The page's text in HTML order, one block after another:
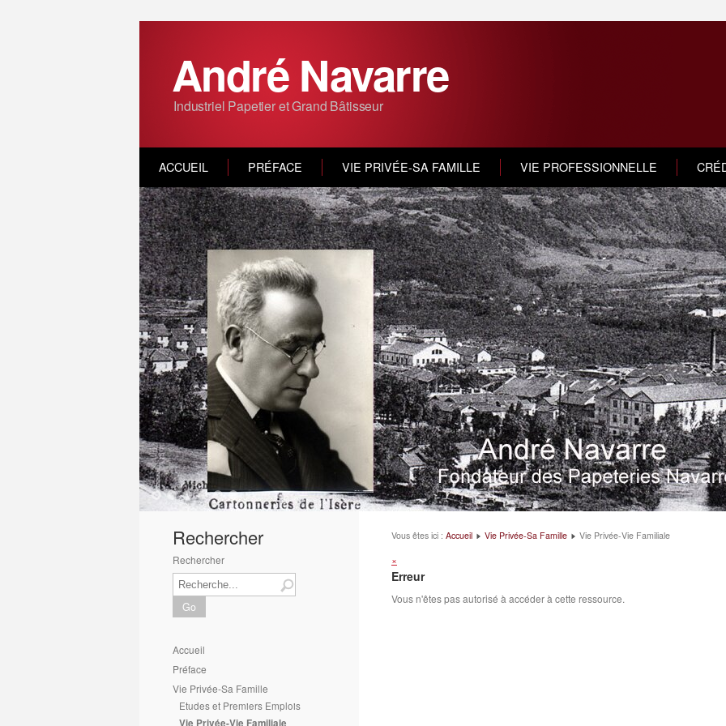
André Navarre
Industriel Papetier et Grand Bâtisseur
ACCUEIL PRÉFACE VIE PRIVÉE-SA FAMILLE VIE PROFESSIONNELLE
3 4 5 6
Rechercher
Rechercher
Go
Accueil
Préface
Vie Privée-Sa Famille
Etudes et Premiers Emplois
Vie Privée-Vie Familiale
Vous êtes ici : Accueil Vie Privée-Sa Famille Vie Privée-Vie Familiale
×
Erreur
Vous n'êtes pas autorisé à accéder à cette ressource.